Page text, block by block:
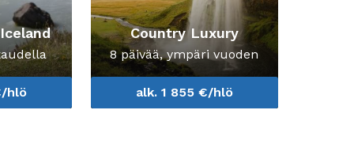
hlö
Country Luxury
8 päivää, ympäri vuoden
alk. 1 855 €/hlö